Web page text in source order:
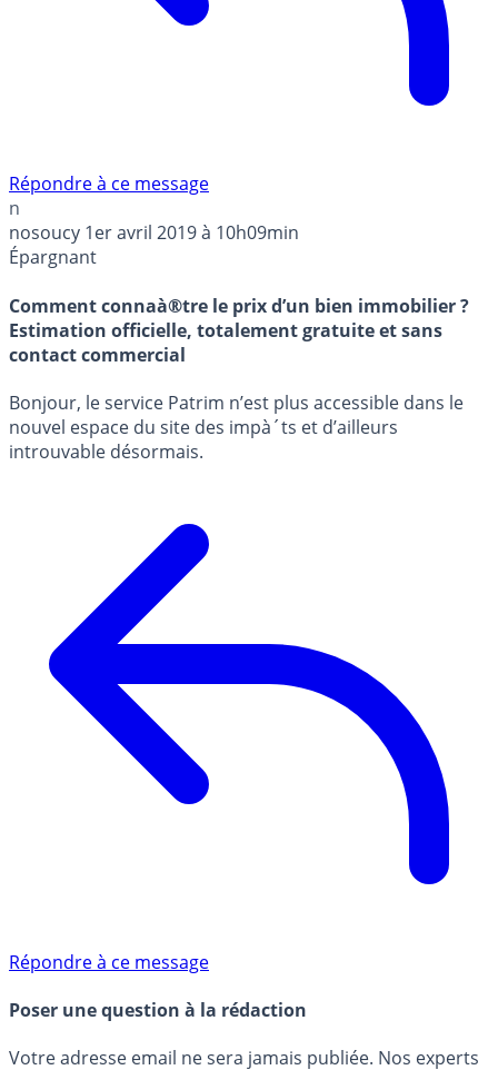
Répondre à ce message
n
nosoucy 1er avril 2019 à 10h09min
Épargnant
Comment connaà®tre le prix d’un bien immobilier ?
Estimation officielle, totalement gratuite et sans
contact commercial
Bonjour, le service Patrim n’est plus accessible dans le
nouvel espace du site des impà´ts et d’ailleurs
introuvable désormais.
Répondre à ce message
Poser une question à la rédaction
Votre adresse email ne sera jamais publiée. Nos experts